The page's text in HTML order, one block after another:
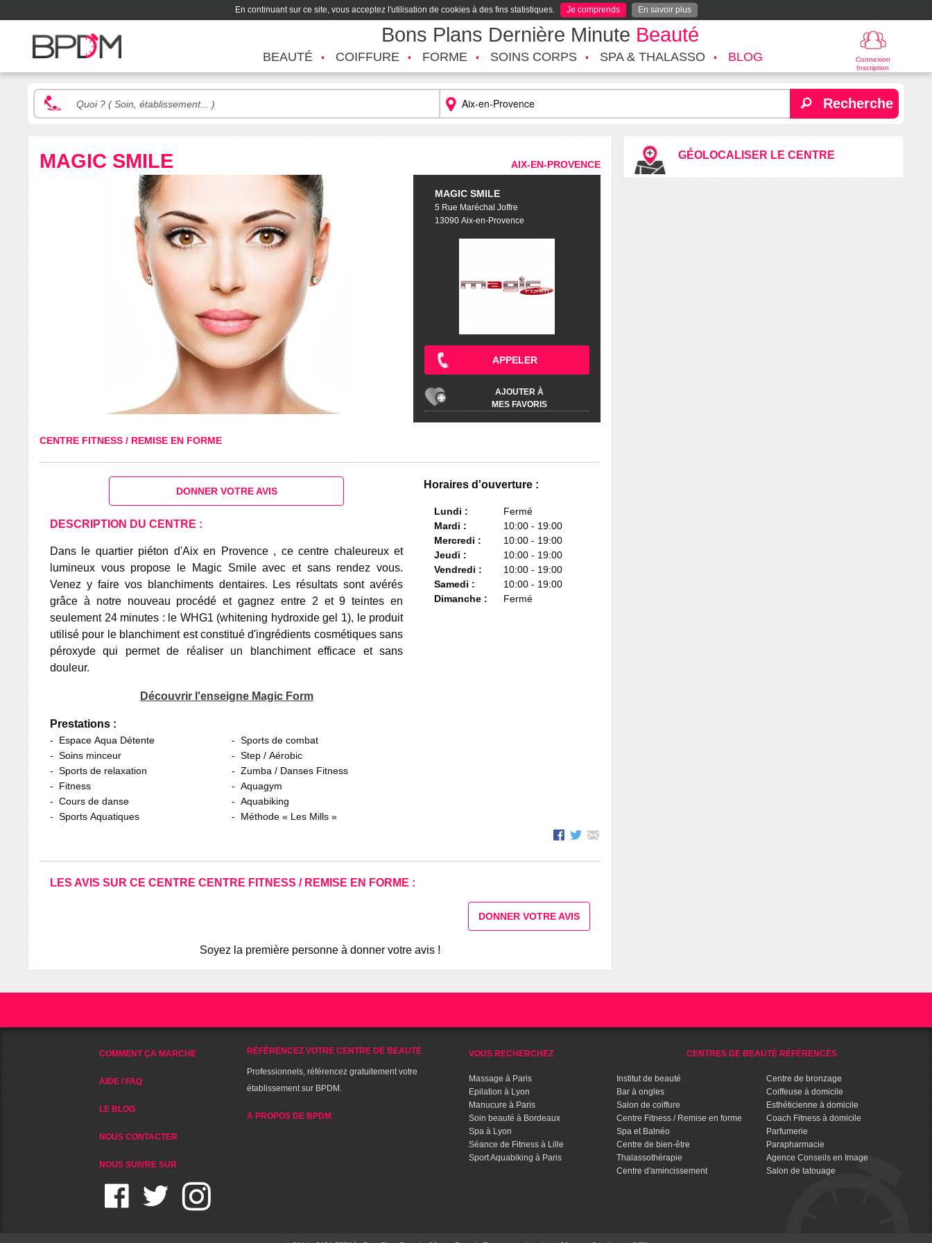
En continuant sur ce site, vous acceptez l'utilisation de cookies à des fins statistiques. Je comprends En savoir plus
Bons Plans Dernière Minute Beauté
Connexion
Inscription
BEAUTÉ COIFFURE FORME SOINS CORPS SPA & THALASSO BLOG
Recherche
GÉOLOCALISER LE CENTRE
MAGIC SMILE AIX-EN-PROVENCE
MAGIC SMILE
5 Rue Maréchal Joffre
13090 Aix-en-Provence
APPELER
AJOUTER À
MES FAVORIS
CENTRE FITNESS / REMISE EN FORME
Horaires d'ouverture :
Lundi :
Fermé
Mardi :
10:00 - 19:00
Mercredi :
10:00 - 19:00
Jeudi :
10:00 - 19:00
Vendredi :
10:00 - 19:00
Samedi :
10:00 - 19:00
Dimanche :
Fermé
DONNER VOTRE AVIS
DESCRIPTION DU CENTRE :
Dans le quartier piéton d'Aix en Provence , ce centre chaleureux et
lumineux vous propose le Magic Smile avec et sans rendez vous.
Venez y faire vos blanchiments dentaires. Les résultats sont avérés
grâce à notre nouveau procédé et gagnez entre 2 et 9 teintes en
seulement 24 minutes : le WHG1 (whitening hydroxide gel 1), le produit
utilisé pour le blanchiment est constitué d'ingrédients cosmétiques sans
péroxyde qui permet de réaliser un blanchiment efficace et sans
douleur.
Découvrir l'enseigne Magic Form
Prestations :
Espace Aqua Détente
Soins minceur
Sports de relaxation
Fitness
Cours de danse
Sports Aquatiques
Sports de combat
Step / Aérobic
Zumba / Danses Fitness
Aquagym
Aquabiking
Méthode « Les Mills »
LES AVIS SUR CE CENTRE CENTRE FITNESS / REMISE EN FORME :
DONNER VOTRE AVIS
Soyez la première personne à donner votre avis !
COMMENT ÇA MARCHE
AIDE / FAQ
LE BLOG
NOUS CONTACTER
NOUS SUIVRE SUR
RÉFÉRENCEZ VOTRE CENTRE DE BEAUTÉ
Professionnels, référencez gratuitement votre
établissement sur BPDM.
A PROPOS DE BPDM
VOUS RECHERCHEZ
Massage à Paris
Epilation à Lyon
Manucure à Paris
Soin beauté à Bordeaux
Spa à Lyon
Séance de Fitness à Lille
Sport Aquabiking à Paris
CENTRES DE BEAUTÉ RÉFÉRENCÉS
Institut de beauté
Bar à ongles
Salon de coiffure
Centre Fitness / Remise en forme
Spa et Balnéo
Centre de bien-être
Thalassothérapie
Centre d'amincissement
Centre de bronzage
Coiffeuse à domicile
Esthéticienne à domicile
Coach Fitness à domicile
Parfumerie
Parapharmacie
Agence Conseils en Image
Salon de tatouage